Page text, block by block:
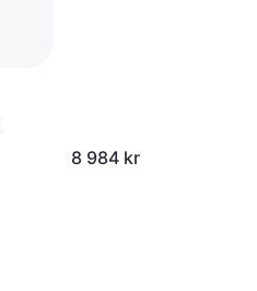
8 984 kr